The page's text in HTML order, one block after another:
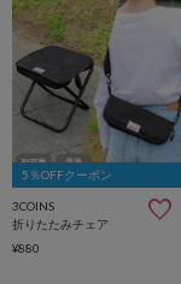
5％OFFクーポン
3COINS
折りたたみチェア
¥880